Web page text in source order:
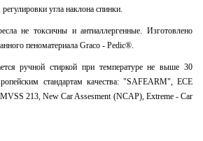
угла наклона спинки.
не токсичны и антиаллергенные. Изготовлено
пеноматериала Graco - Pedic®.
ручной стиркой при температуре не выше 30
стандартам качества: "SAFEARM", ECE
213, New Car Assesment (NCAP), Extreme - Car